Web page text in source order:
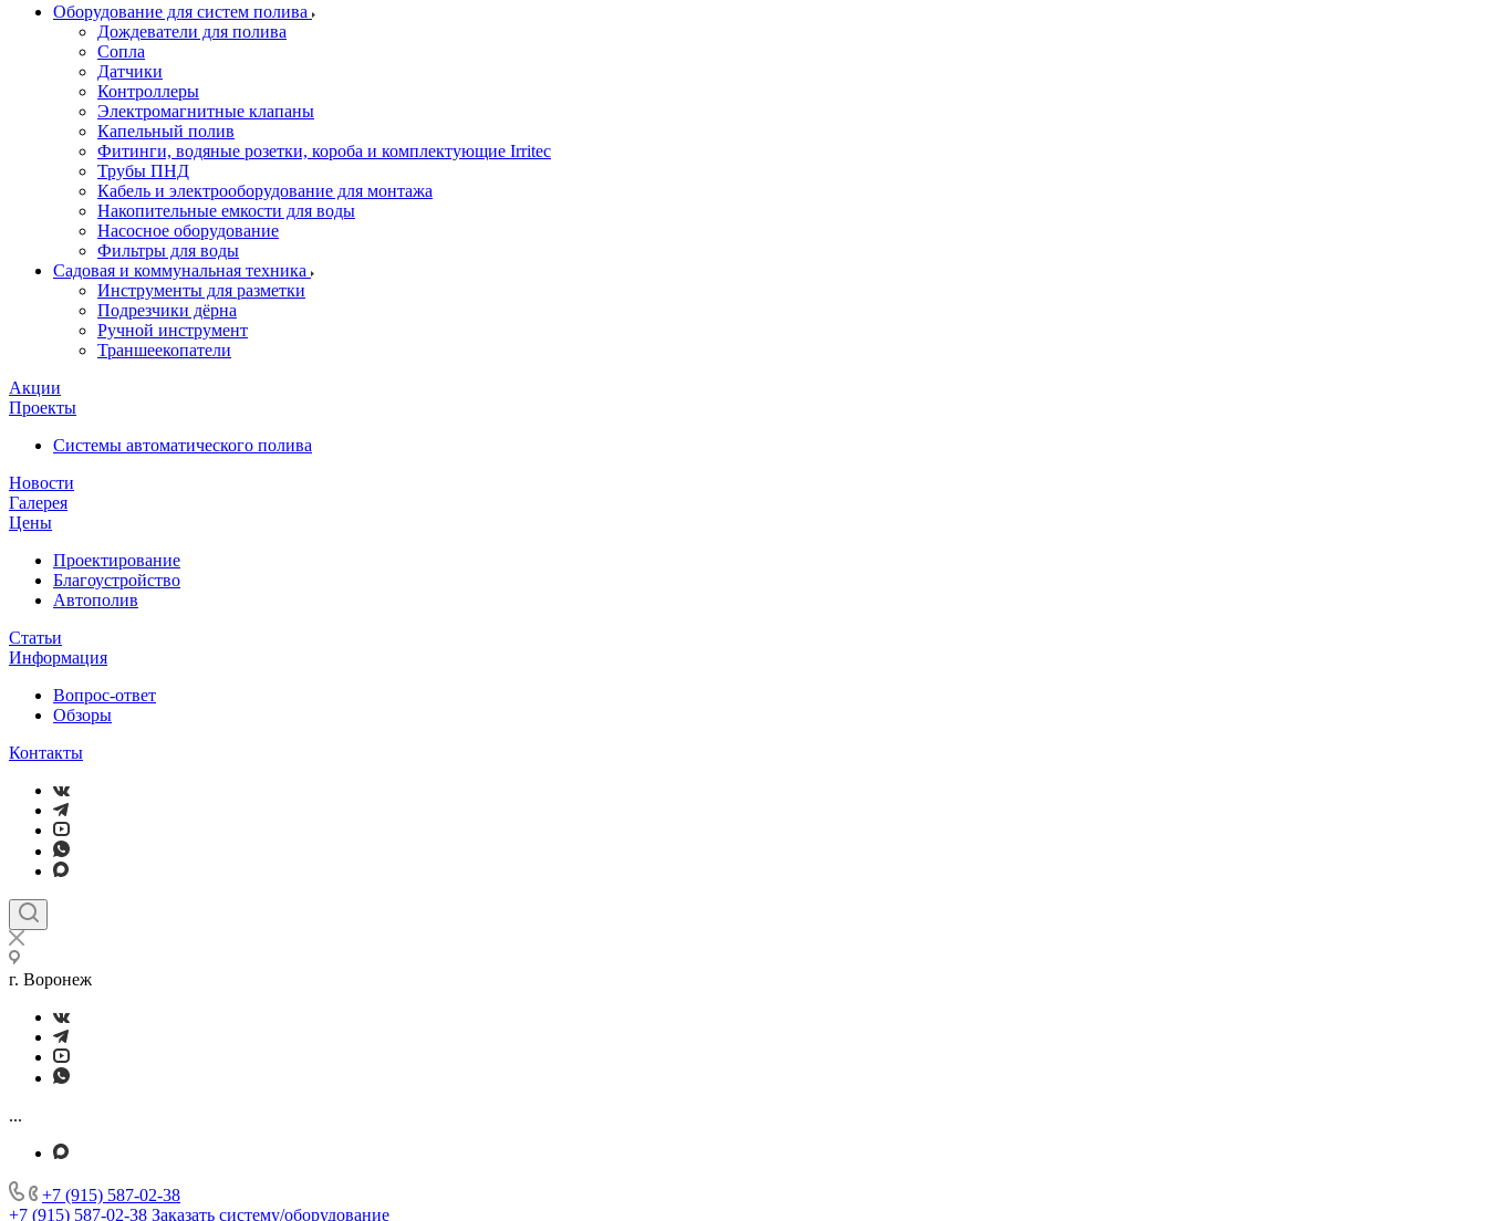
Оборудование для систем полива
Дождеватели для полива
Сопла
Датчики
Контроллеры
Электромагнитные клапаны
Капельный полив
Фитинги, водяные розетки, короба и комплектующие Irritec
Трубы ПНД
Кабель и электрооборудование для монтажа
Накопительные емкости для воды
Насосное оборудование
Фильтры для воды
Садовая и коммунальная техника
Инструменты для разметки
Подрезчики дёрна
Ручной инструмент
Траншеекопатели
Акции
Проекты
Системы автоматического полива
Новости
Галерея
Цены
Проектирование
Благоустройство
Автополив
Статьи
Информация
Вопрос-ответ
Обзоры
Контакты
г. Воронеж
...
+7 (915) 587-02-38
+7 (915) 587-02-38 Заказать систему/оборудование